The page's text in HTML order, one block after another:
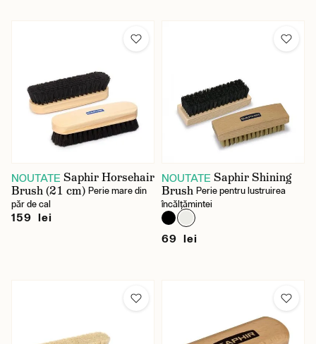
NOUTATE Saphir Horsehair
Brush (21 cm) Perie mare din
păr de cal
159 lei
NOUTATE Saphir Shining
Brush Perie pentru lustruirea
încălțămintei
69 lei